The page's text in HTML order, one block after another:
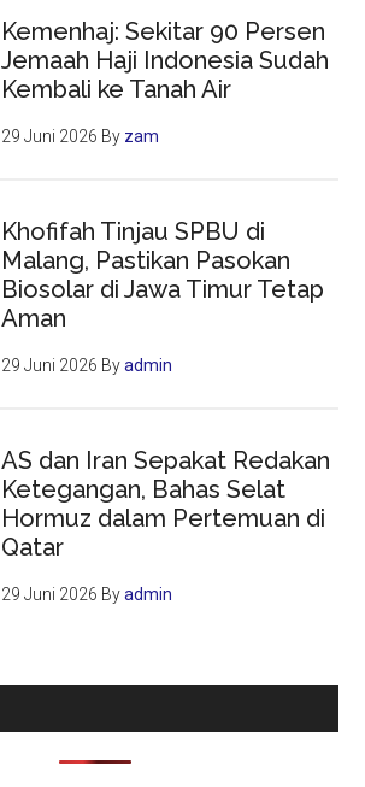
Kemenhaj: Sekitar 90 Persen
Jemaah Haji Indonesia Sudah
Kembali ke Tanah Air
29 Juni 2026 By zam
Khofifah Tinjau SPBU di
Malang, Pastikan Pasokan
Biosolar di Jawa Timur Tetap
Aman
29 Juni 2026 Byadmin
AS dan Iran Sepakat Redakan
Ketegangan, Bahas Selat
Hormuz dalam Pertemuan di
Qatar
29 Juni 2026 Byadmin